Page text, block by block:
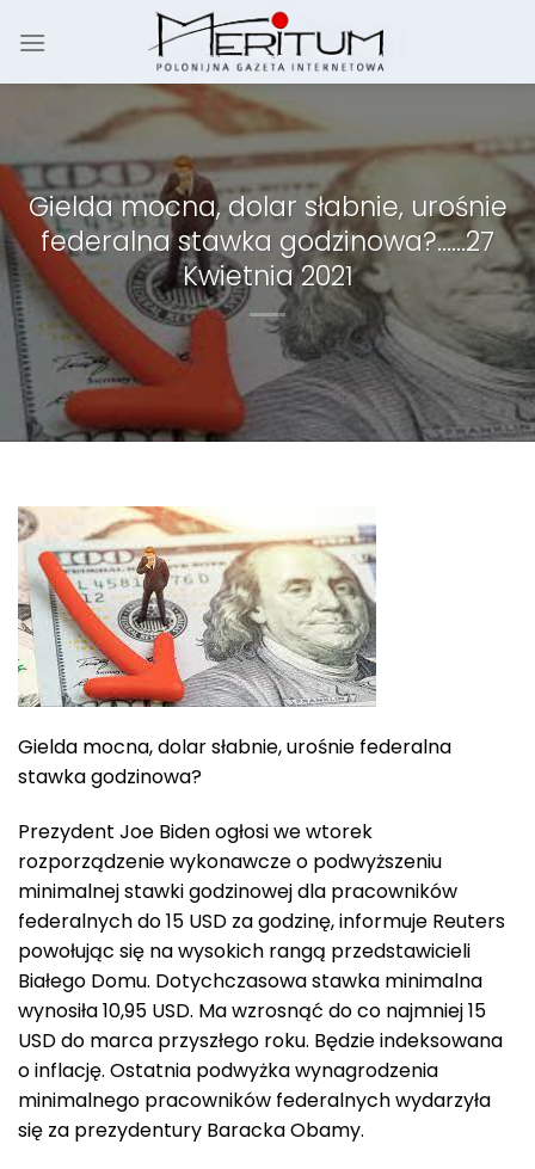
Gielda mocna, dolar słabnie, urośnie
federalna stawka godzinowa?……27
Kwietnia 2021
Gielda mocna, dolar słabnie, urośnie federalna
stawka godzinowa?
Prezydent Joe Biden ogłosi we wtorek
rozporządzenie wykonawcze o podwyższeniu
minimalnej stawki godzinowej dla pracowników
federalnych do 15 USD za godzinę, informuje Reuters
powołując się na wysokich rangą przedstawicieli
Białego Domu. Dotychczasowa stawka minimalna
wynosiła 10,95 USD. Ma wzrosnąć do co najmniej 15
USD do marca przyszłego roku. Będzie indeksowana
o inflację. Ostatnia podwyżka wynagrodzenia
minimalnego pracowników federalnych wydarzyła
się za prezydentury Baracka Obamy.